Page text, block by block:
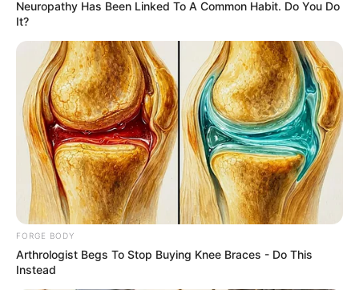
รวมวิธีกำจัดไขมันที่ได้รับความนิยมสูงสุดในไทย
LUMETHINK.COM
Scientists Just Shocked The World In The Black
Sea!
Neuropathy Has Been Linked To A Common Habit. Do You Do
It?
FORGE BODY
Arthrologist Begs To Stop Buying Knee Braces - Do This
Instead